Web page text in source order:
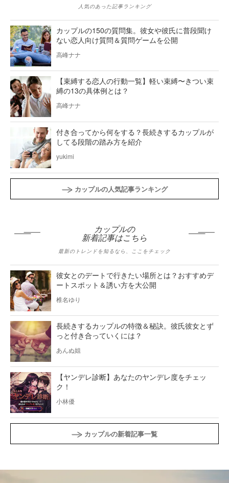
人気のあった記事ランキング
カップルの150の質問集。彼女や彼氏に普段聞け
ない恋人向け質問＆質問ゲームを公開
高峰ナナ
【束縛する恋人の行動一覧】軽い束縛〜きつい束
縛の13の具体例とは？
高峰ナナ
付き合ってから何をする？長続きするカップルが
してる段階の踏み方を紹介
yukimi
カップルの人気記事ランキング
カップルの
新着記事はこちら
最新のトレンドを知るなら、ここをチェック
彼女とのデートで行きたい場所とは？おすすめデ
ートスポット＆誘い方を大公開
椎名ゆり
長続きするカップルの特徴＆秘訣。彼氏彼女とず
っと付き合っていくには？
あんぬ姐
【ヤンデレ診断】あなたのヤンデレ度をチェッ
ク！
小林優
カップルの新着記事一覧